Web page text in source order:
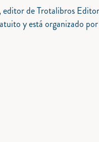
editor de Trotalibros
y está organizado